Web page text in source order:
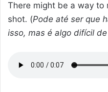
There might be a way to
shot. (Pode até ser que
isso, mas é algo difícil